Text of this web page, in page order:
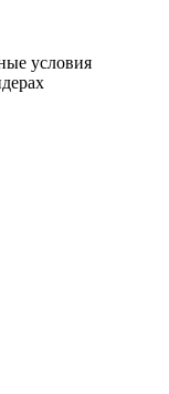
условия